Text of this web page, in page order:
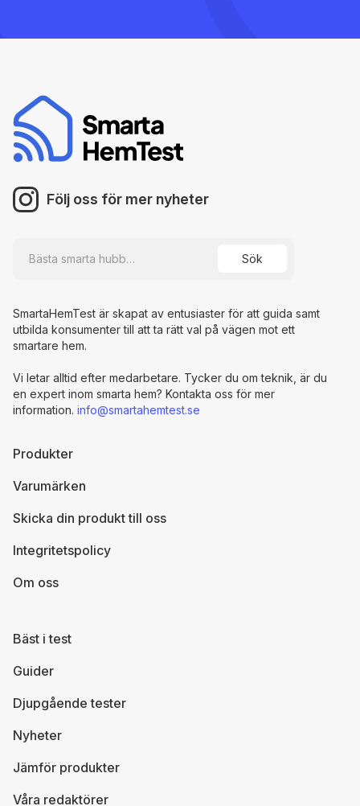
Bäst i test
Guider
Djupgående tester
Nyheter
Jämför produkter
Våra redaktörer
Produkter
Varumärken
Skicka din produkt till oss
Integritetspolicy
Om oss
Följ oss för mer nyheter
SmartaHemTest är skapat av entusiaster för att guida samt
utbilda konsumenter till att ta rätt val på vägen mot ett
smartare hem.
Vi letar alltid efter medarbetare. Tycker du om teknik, är du
en expert inom smarta hem? Kontakta oss för mer
information. info@smartahemtest.se